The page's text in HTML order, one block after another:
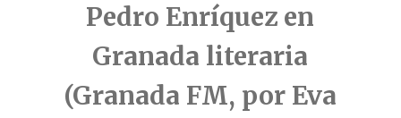
Pedro Enríquez en
Granada literaria
(Granada FM, por Eva